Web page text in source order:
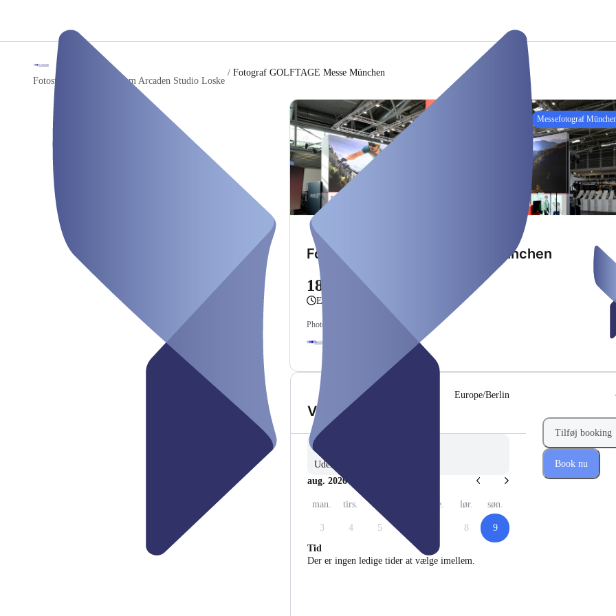
Fotostudio München Riem Arcaden Studio Loske
/ Fotograf GOLFTAGE Messe München
Messefotograf
Fotograf GOLFTAGE Messe München
180,00 €
Photographers
Vælg dato
Europe/Berlin
Uden præference
aug. 2026
man. tirs. ons. fre. lør. søn.
3 4 5 8
9
Tid
Der er ingen ledige tider at vælge imellem.
Tilføj booking
Book nu